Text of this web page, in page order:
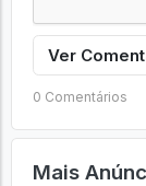
Ver
0 Comentários
Mais